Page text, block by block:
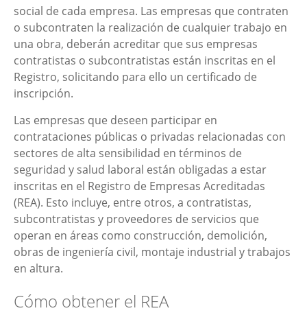
social de cada empresa. Las empresas que contraten
o subcontraten la realización de cualquier trabajo en
una obra, deberán acreditar que sus empresas
contratistas o subcontratistas están inscritas en el
Registro, solicitando para ello un certificado de
inscripción.
Las empresas que deseen participar en
contrataciones públicas o privadas relacionadas con
sectores de alta sensibilidad en términos de
seguridad y salud laboral están obligadas a estar
inscritas en el Registro de Empresas Acreditadas
(REA). Esto incluye, entre otros, a contratistas,
subcontratistas y proveedores de servicios que
operan en áreas como construcción, demolición,
obras de ingeniería civil, montaje industrial y trabajos
en altura.
Cómo obtener el REA